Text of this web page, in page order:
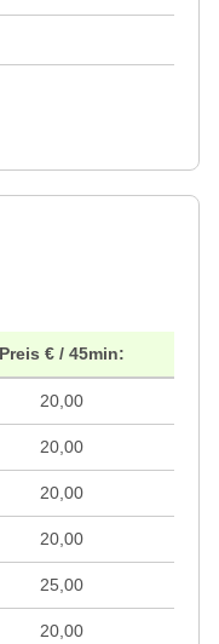
Preis € / 45min:
20,00
20,00
20,00
20,00
25,00
20,00